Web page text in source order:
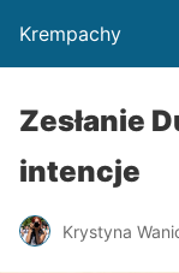
Krempachy
Zesłanie
intencje
Krystyna